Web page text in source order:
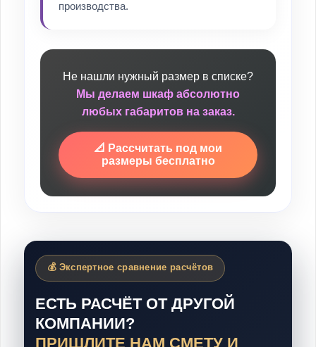
производства.
Не нашли нужный размер в списке?
Мы делаем шкаф абсолютно
любых габаритов на заказ.
📐 Рассчитать под мои
размеры бесплатно
💰 Экспертное сравнение расчётов
ЕСТЬ РАСЧЁТ ОТ ДРУГОЙ
КОМПАНИИ?
ПРИШЛИТЕ НАМ СМЕТУ И